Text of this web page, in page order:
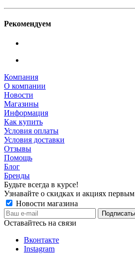
Рекомендуем
Компания
О компании
Новости
Магазины
Информация
Как купить
Условия оплаты
Условия доставки
Отзывы
Помощь
Блог
Бренды
Будьте всегда в курсе!
Узнавайте о скидках и акциях первым
Новости магазина
Оставайтесь на связи
Вконтакте
Instagram